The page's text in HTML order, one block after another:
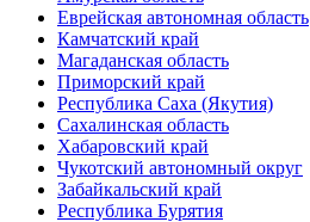
Еврейская автономная область
Камчатский край
Магаданская область
Приморский край
Республика Саха (Якутия)
Сахалинская область
Хабаровский край
Чукотский автономный округ
Забайкальский край
Республика Бурятия